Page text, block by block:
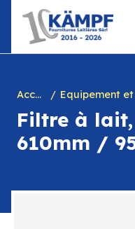
contenu
Accueil Equipement et fournitures
Filtre à
610mm /